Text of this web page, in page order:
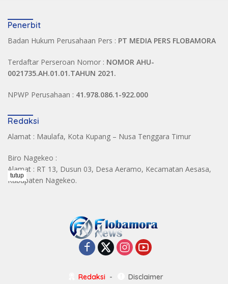
Penerbit
Badan Hukum Perusahaan Pers : PT MEDIA PERS FLOBAMORA
Terdaftar Perseroan Nomor : NOMOR AHU-
0021735.AH.01.01.TAHUN 2021.
NPWP Perusahaan : 41.978.086.1-922.000
Redaksi
Alamat : Maulafa, Kota Kupang – Nusa Tenggara Timur
Biro Nagekeo :
Alamat : RT 13, Dusun 03, Desa Aeramo, Kecamatan Aesasa,
Kabupaten Nagekeo.
Redaksi Disclaimer
tutup